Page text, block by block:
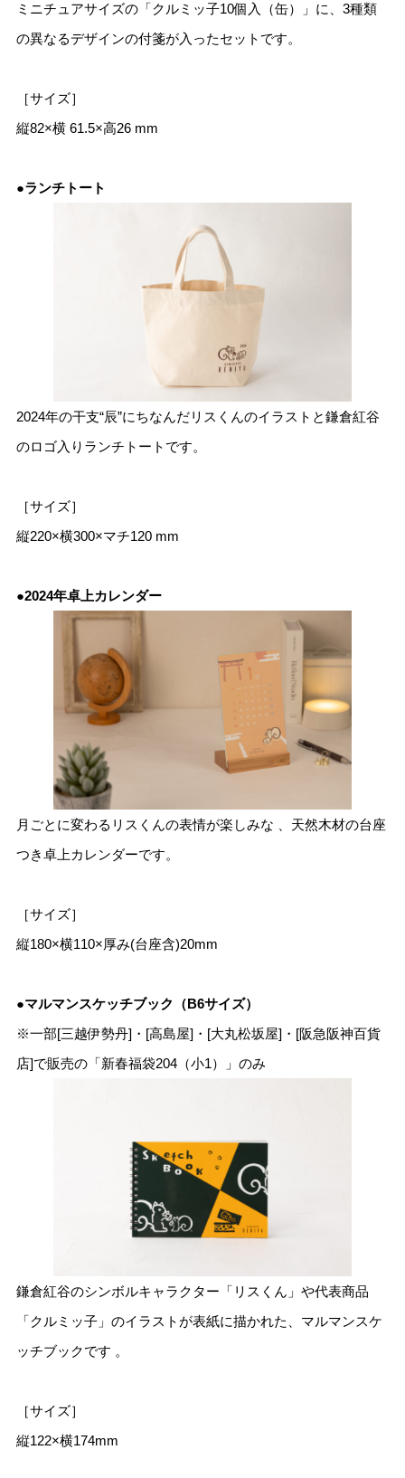
ミニチュアサイズの「クルミッ子10個入（缶）」に、3種類
の異なるデザインの付箋が入ったセットです。
［サイズ］
縦82×横 61.5×高26 mm
●ランチトート
2024年の干支“辰”にちなんだリスくんのイラストと鎌倉紅谷
のロゴ入りランチトートです。
［サイズ］
縦220×横300×マチ120 mm
●2024年卓上カレンダー
月ごとに変わるリスくんの表情が楽しみな 、天然木材の台座
つき卓上カレンダーです。
［サイズ］
縦180×横110×厚み(台座含)20mm
●マルマンスケッチブック（B6サイズ）
※一部[三越伊勢丹]・[高島屋]・[大丸松坂屋]・[阪急阪神百貨
店]で販売の「新春福袋204（小1）」のみ
鎌倉紅谷のシンボルキャラクター「リスくん」や代表商品
「クルミッ子」のイラストが表紙に描かれた、マルマンスケ
ッチブックです 。
［サイズ］
縦122×横174mm